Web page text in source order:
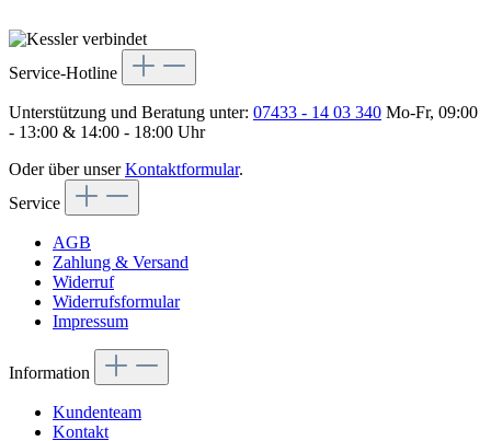
Service-Hotline
Unterstützung und Beratung unter: 07433 - 14 03 340 Mo-Fr, 09:00
- 13:00 & 14:00 - 18:00 Uhr
Oder über unserKontaktformular.
Service
AGB
Zahlung & Versand
Widerruf
Widerrufsformular
Impressum
Information
Kundenteam
Kontakt